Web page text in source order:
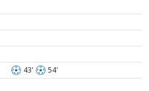
43' 54'